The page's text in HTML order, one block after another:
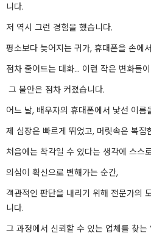
니다.
저 역시 그런 경험을 했습니다.
평소보다 늦어지는 귀가, 휴대폰을 손에
점차 줄어드는 대화… 이런 작은 변화들
그 불안은 점차 커졌습니다.
어느 날, 배우자의 휴대폰에서 낯선 이름
제 심장은 빠르게 뛰었고, 머릿속은 복잡
처음에는 착각일 수 있다는 생각에 스스
의심이 확신으로 변해가는 순간,
객관적인 판단을 내리기 위해 전문가의
니다.
그 과정에서 신뢰할 수 있는 업체를 찾